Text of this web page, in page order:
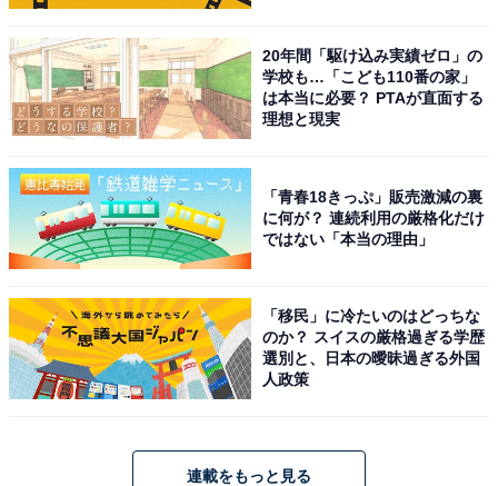
20年間「駆け込み実績ゼロ」の
学校も…「こども110番の家」
は本当に必要？ PTAが直面する
理想と現実
「青春18きっぷ」販売激減の裏
に何が？ 連続利用の厳格化だけ
ではない「本当の理由」
「移民」に冷たいのはどっちな
のか？ スイスの厳格過ぎる学歴
選別と、日本の曖昧過ぎる外国
人政策
連載をもっと見る